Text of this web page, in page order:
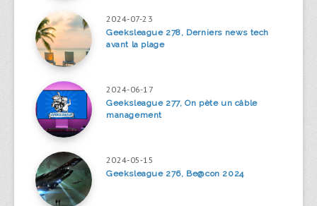
2024-07-23
Geeksleague 278, Derniers news tech
avant la plage
2024-06-17
Geeksleague 277, On pète un câble
management
2024-05-15
Geeksleague 276, Be@con 2024